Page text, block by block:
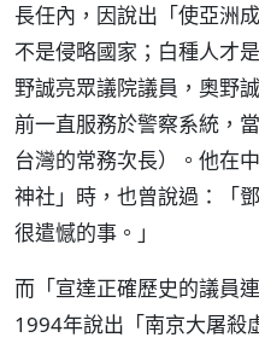
長任內，因說出「使亞洲
不是侵略國家；白種人才
野誠亮眾議院議員，奧野
前一直服務於警察系統，
台灣的常務次長）。他在
神社」時，也曾說過：「
很遣憾的事。」
而「宣達正確歷史的議員
1994年說出「南京大屠殺